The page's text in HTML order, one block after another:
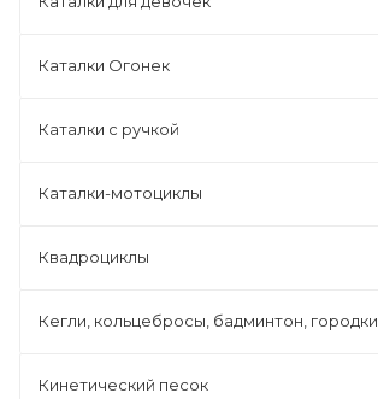
Каталки Огонек
Каталки с ручкой
Каталки-мотоциклы
Квадроциклы
Кегли, кольцебросы, бадминтон, городки
Кинетический песок